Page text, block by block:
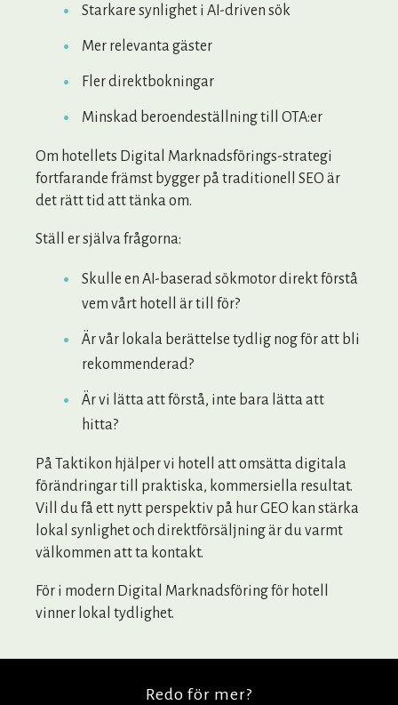
Starkare synlighet i AI-driven sök
Mer relevanta gäster
Fler direktbokningar
Minskad beroendeställning till OTA:er
Om hotellets Digital Marknadsförings-strategi
fortfarande främst bygger på traditionell SEO är
det rätt tid att tänka om.
Ställ er själva frågorna:
Skulle en AI-baserad sökmotor direkt förstå
vem vårt hotell är till för?
Är vår lokala berättelse tydlig nog för att bli
rekommenderad?
Är vi lätta att förstå, inte bara lätta att
hitta?
På Taktikon hjälper vi hotell att omsätta digitala
förändringar till praktiska, kommersiella resultat.
Vill du få ett nytt perspektiv på hur GEO kan stärka
lokal synlighet och direktförsäljning är du varmt
välkommen att ta kontakt.
För i modern Digital Marknadsföring för hotell
vinner lokal tydlighet.
Redo för mer?